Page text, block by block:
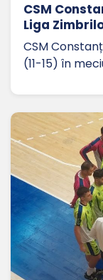
CSM
Liga
CSM
(11-15) în